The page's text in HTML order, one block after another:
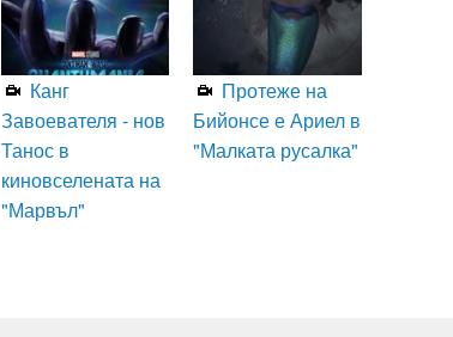
Канг
Завоевателя - нов
Танос в
киновселената на
"Марвъл"
Протеже на
Бийонсе е Ариел в
"Малката русалка"